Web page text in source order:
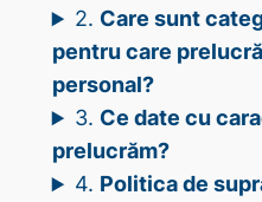
2. Care sunt
pentru care
personal?
3. Ce date cu
prelucrăm?
4. Politica de